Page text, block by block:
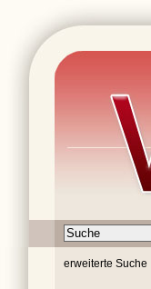
erweiterte Suche